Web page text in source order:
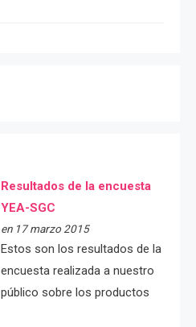
Resultados de la encuesta
YEA-SGC
en 17 marzo 2015
Estos son los resultados de la
encuesta realizada a nuestro
público sobre los productos